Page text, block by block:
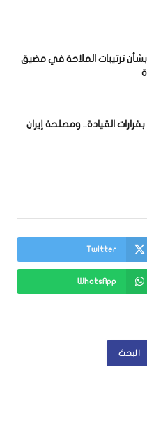
ترتيبات الملاحة في مضيق
القيادة.. ومصلحة إيران
Twitter
WhatsApp
البحث